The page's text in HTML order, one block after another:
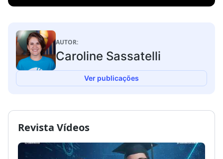
AUTOR:
Caroline Sassatelli
Ver publicações
Revista Vídeos